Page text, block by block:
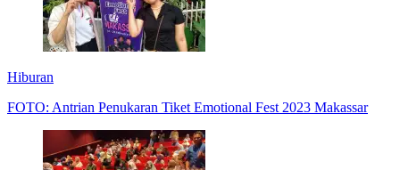
Hiburan
FOTO: Antrian Penukaran Tiket Emotional Fest 2023 Makassar